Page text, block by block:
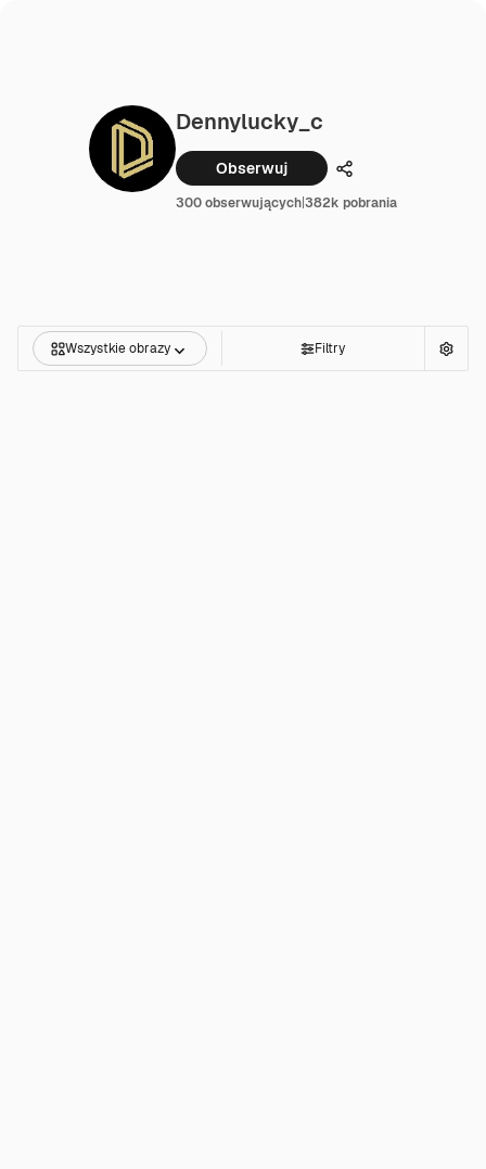
Dennylucky_c
Obserwuj Udostępnij
300 obserwujących|382k pobrania
Wszystkie obrazy Filtry